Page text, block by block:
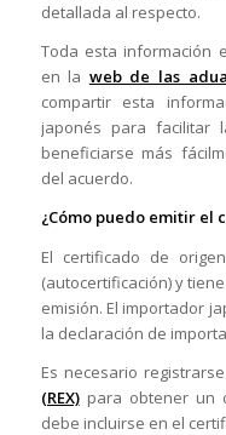
detallada al respecto.
Toda esta información
en la web de las
compartir esta
japonés para facilitar
beneficiarse más
del acuerdo.
¿Cómo puedo emitir el
El certificado de
(autocertificación) y
emisión. El importador
la declaración de
Es necesario
(REX)para obtener un
debe incluirse en el